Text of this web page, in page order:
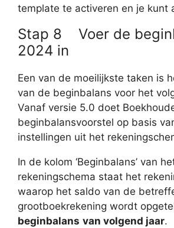
template te activeren en je kunt
Stap 8 Voer de
2024 in
Een van de moeilijkste taken is
van de beginbalans voor het
Vanaf versie 5.0 doet
beginbalansvoorstel op basis
instellingen uit het
In de kolom ‘Beginbalans’ van
rekeningschema staat het
waarop het saldo van de
grootboekrekening wordt
beginbalans van volgend jaar.